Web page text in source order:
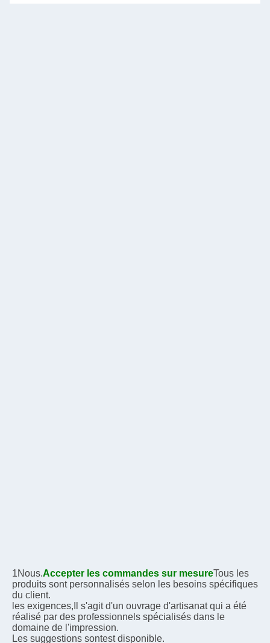
1Nous.Accepter les commandes sur mesureTous les
produits sont personnalisés selon les besoins spécifiques
du client.
les exigences, Il s'agit d'un ouvrage d'artisanat qui a été
réalisé par des professionnels spécialisés dans le
domaine de l'impression.
Les suggestions sontest disponible.